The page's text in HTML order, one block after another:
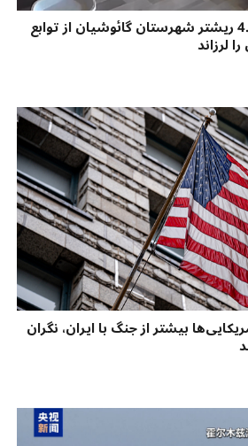
زمین‌لرزه‌ای به بزرگی 4.9 ریشتر شهرستان گائوشیان از توابع
لرزاند
بیشتر از جنگ با ایران، نگران